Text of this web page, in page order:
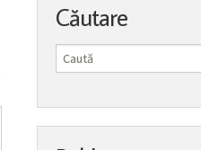
Căutare